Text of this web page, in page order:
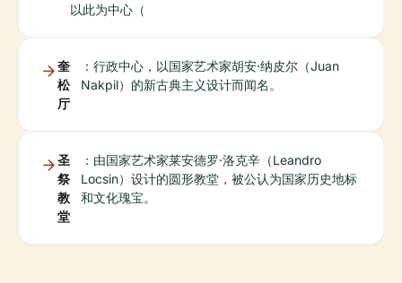
以此为中心（
奎
松
厅
：行政中心，以国家艺术家胡安·纳皮尔（Juan
Nakpil）的新古典主义设计而闻名。
圣
祭
教
堂
：由国家艺术家莱安德罗·洛克辛（Leandro
Locsin）设计的圆形教堂，被公认为国家历史地标
和文化瑰宝。